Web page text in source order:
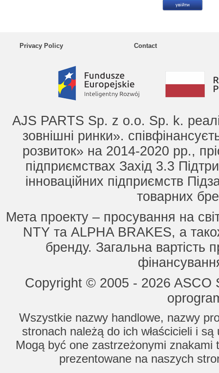
Privacy Policy Contact
AJS PARTS Sp. z o.o. Sp. k.
зовнішні ринки».
розвиток» на 2014-2020 рр.,
підприємствах Захід 3.3
інноваційних підприємств
товарних
Мета проекту – просування на
NTY та ALPHA BRAKES, а
бренду. Загальна вартість
Copyright © 2005 - 2026
Wszystkie nazwy handlowe, nazwy
stronach należą do ich właścicieli i
Mogą być one zastrzeżonymi znakami
prezentowane na naszych